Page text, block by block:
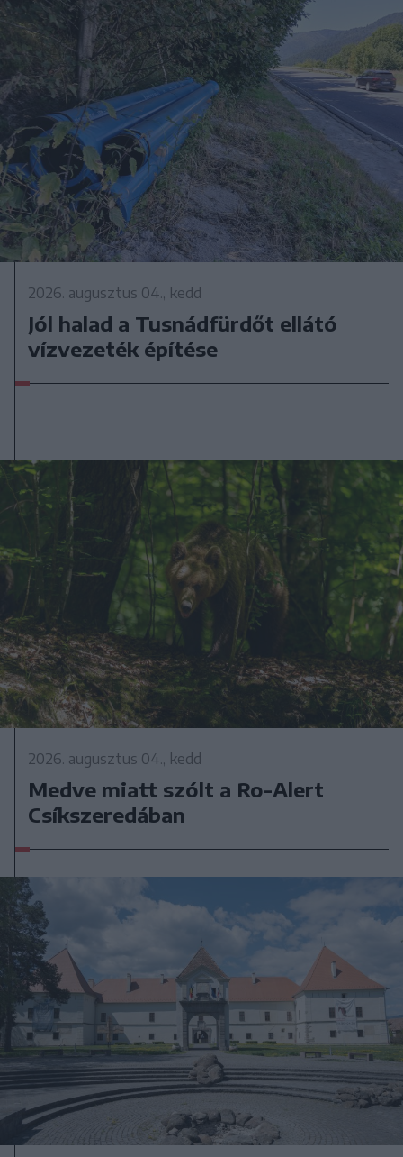
2026. augusztus 04., kedd
Jól halad a Tusnádfürdőt ellátó
vízvezeték építése
2026. augusztus 04., kedd
Medve miatt szólt a Ro-Alert
Csíkszeredában